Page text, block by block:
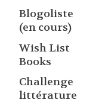
Blogoliste
(en cours)
Wish List
Books
Challenge
littérature